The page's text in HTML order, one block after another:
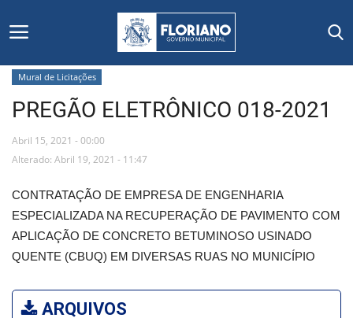
Início
Editais
Floriano
Secretarias e Órgãos
Mural de Licitações
Notícias
Mural de Licitações
PREGÃO ELETRÔNICO 018-2021
Abril 15, 2021 - 00:00
Alterado: Abril 19, 2021 - 11:47
CONTRATAÇÃO DE EMPRESA DE ENGENHARIA
ESPECIALIZADA NA RECUPERAÇÃO DE PAVIMENTO COM
APLICAÇÃO DE CONCRETO BETUMINOSO USINADO
QUENTE (CBUQ) EM DIVERSAS RUAS NO MUNICÍPIO
ARQUIVOS